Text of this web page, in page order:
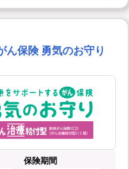
ん保険 勇気のお守り
保険期間